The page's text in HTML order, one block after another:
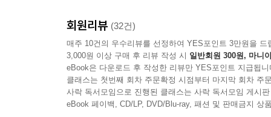
15cm에 불과했죠. 메기스토테리움에게 잡힌다면
들었을 겁니다. 편평하고 딱딱한 발로는 나무에
지어 안쪽 발가락은 마치 우리의 엄지손가락처럼
전에는 늑대나 고양이, 독수리처럼 삐죽 나온 갈
덮고 있었죠. 덕분에 발톱 밑에 살이 있는 부위로
--- 「5장 조상」 중에서
《세상의 모든 과학》은 이같은 ‘과학문외한’들
빛나는 밤에〉를 꾸준히 운영해온 저자 이준호
출간 후 꾸준히 학부모나 교사들의 입소문을 탄
우주의 시작부터 인류의 미래까지 시간 순으로
소개하는 이 책은 말 그대로 ‘한 권으로 과학을
아름다운 풍경화와 150여 가지 손그림을 그려내
회원리뷰 (32건)
매주 10건의 우수리뷰를 선정하여 YES포인트 3만원을 드
3,000원 이상 구매 후 리뷰 작성 시 일반회원 300원, 마니
eBook은 다운로드 후 작성한 리뷰만 YES포인트 지급됩니
클래스는 첫번째 회차 주문확정 시점부터 마지막 회차 주
사락 독서모임으로 진행된 클래스는 사락 독서모임 게시
eBook 페이백, CD/LP, DVD/Blu-ray, 패션 및 판매금지 상